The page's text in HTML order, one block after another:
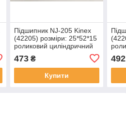
Підшипник NJ-205 Kinex
(42205) розміри: 25*52*15
роликовий циліндричний
473₴
Купити
492